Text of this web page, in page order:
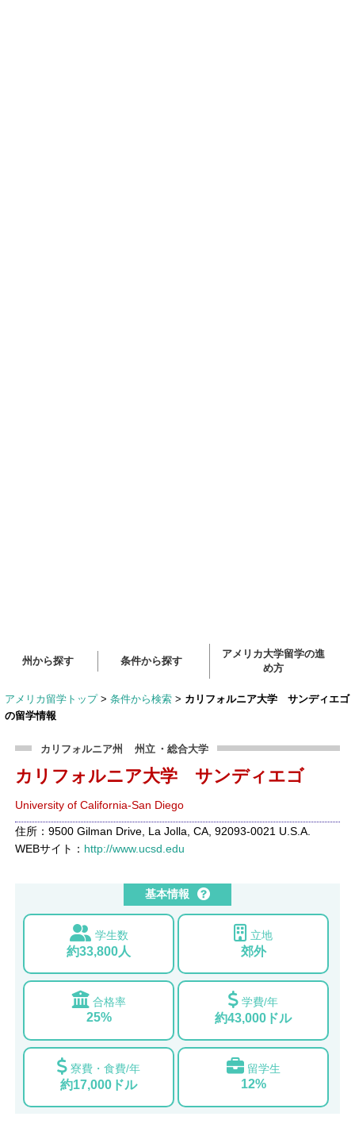
州から探す 条件から探す
アメリカ大学留学の進
め方
アメリカ留学トップ > 条件から検索 > カリフォルニア大学 サンディエゴ
の留学情報
カリフォルニア州 州立 ・総合大学
カリフォルニア大学 サンディエゴ
University of California-San Diego
住所：9500 Gilman Drive, La Jolla, CA, 92093-0021 U.S.A.
WEBサイト： http://www.ucsd.edu
基本情報
学生数
約33,800人
立地
郊外
合格率
25%
学費/年
約43,000ドル
寮費・食費/年
約17,000ドル
留学生
12%